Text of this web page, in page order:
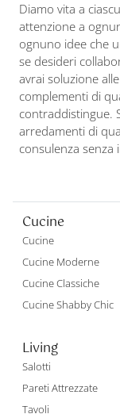
Diamo vita a
attenzione a
ognuno idee che
se desideri
avrai soluzione
complementi di
contraddistingue.
arredamenti di
consulenza senza
Cucine
Cucine
Cucine Moderne
Cucine Classiche
Cucine Shabby Chic
Living
Salotti
Pareti Attrezzate
Tavoli